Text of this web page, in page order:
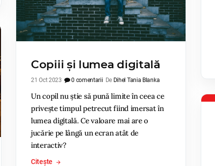
Copiii și lumea digitală
21 Oct 2023 0 comentarii De Dihel Tania Blanka
Un copil nu știe să pună limite în ceea ce
privește timpul petrecut fiind imersat în
lumea digitală. Ce valoare mai are o
jucărie pe lângă un ecran atât de
interactiv?
Citește